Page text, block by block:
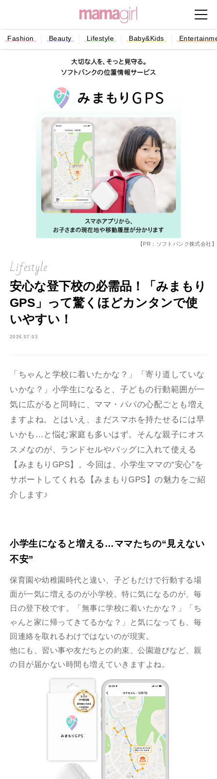
Fashion Beauty Lifestyle Baby&Kids
【PR：ソフトバンク株式会社】
Lifestyle
安心な登下校の必需品！「みまもり
GPS」って驚くほどカンタンで使
いやすい！
2026.07.03
「ちゃんと学校に着いたかな？」「寄り道していな
いかな？」小学生になると、子どもの行動範囲が一
気に広がると同時に、ママ・パパの心配ごとも増え
ますよね。とはいえ、まだスマホを持たせるには早
いかも…と悩む家庭も多いはず。そんな親子にオス
スメなのが、ランドセルやバッグに入れて使える
【みまもりGPS】。今回は、小学生ママの“安心”を
サポートしてくれる【みまもりGPS】の魅力をご紹
介します♪
小学生になると増える…ママたちの“見えない
不安”
保育園や幼稚園時代と違い、子どもだけで行動する場
面が一気に増えるのが小学校。特に気になるのが、毎
日の登下校です。「無事に学校に着いたかな？」「ち
ゃんと家に帰ってきてるかな？」と気になっても、毎
回連絡を取れるわけではないのが現実。
他にも、習い事や友だちとの約束、公園遊びなど、親
の目が届かない時間も増えていきますよね。